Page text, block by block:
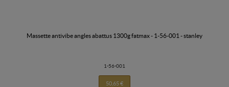
massette antivibe angles abattus 1300g fatmax - 1-56-001 - stanley
1-56-001
50,65 €